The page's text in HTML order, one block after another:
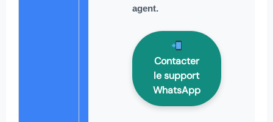
agent.
Contacter
le support
WhatsApp